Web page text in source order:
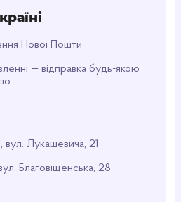
Нової Пошти
— відправка будь-якою
вул. Лукашевича, 21
Благовіщенська, 28
пробників або десертів на
сухому місці та
для холодних напоїв, щоб